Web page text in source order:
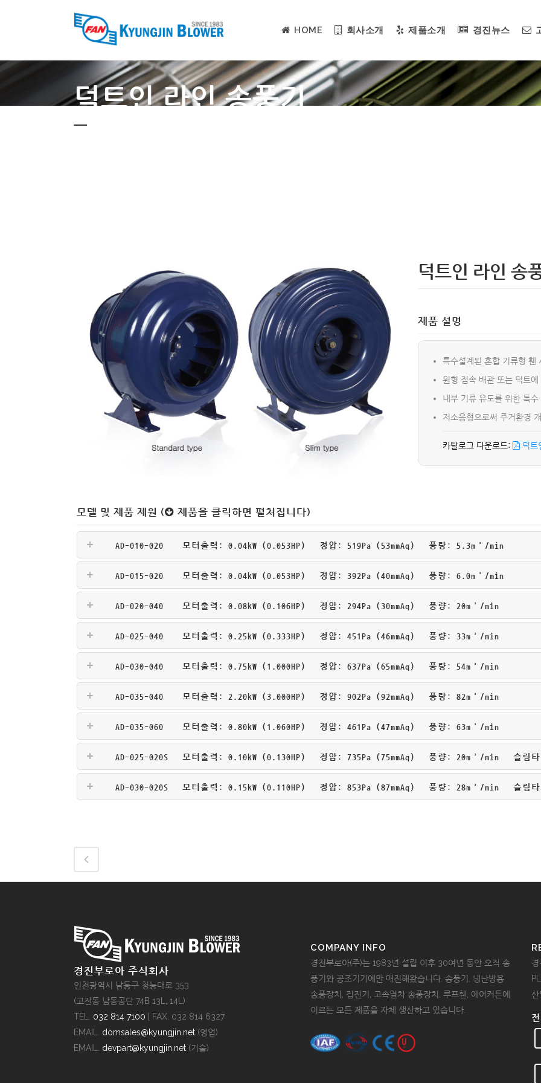
HOME 회사소개 제품소개 경진뉴스
덕트인 라인 송풍기
덕트인 라인 송
제품 설명
특수설계된 혼합 기류형 휀
원형 접속 배관 또는 덕트
내부 기류 유도를 위한 특
저소음형으로써 주거환경
덕트
모델 및 제품 제원 ( 제품을 클릭하면 펼쳐집니다)
AD-010-020 모터출력: 0.04kW (0.053HP) 정압: 519Pa (53mmAq) 풍량: 5.3m³/min
AD-015-020 모터출력: 0.04kW (0.053HP) 정압: 392Pa (40mmAq) 풍량: 6.0m³/min
AD-020-040 모터출력: 0.08kW (0.106HP) 정압: 294Pa (30mmAq) 풍량: 20m³/min
AD-025-040 모터출력: 0.25kW (0.333HP) 정압: 451Pa (46mmAq) 풍량: 33m³/min
AD-030-040 모터출력: 0.75kW (1.000HP) 정압: 637Pa (65mmAq) 풍량: 54m³/min
AD-035-040 모터출력: 2.20kW (3.000HP) 정압: 902Pa (92mmAq) 풍량: 82m³/min
AD-035-060 모터출력: 0.80kW (1.060HP) 정압: 461Pa (47mmAq) 풍량: 63m³/min
AD-025-020S 모터출력: 0.10kW (0.130HP) 정압: 735Pa (75mmAq) 풍량: 20m³/min 슬림타
AD-030-020S 모터출력: 0.15kW (0.110HP) 정압: 853Pa (87mmAq) 풍량: 28m³/min 슬림타
경진부로아 주식회사
인천광역시 남동구 청능대로 353
(고잔동 남동공단 74B 13L, 14L)
TEL. 032 814 7100 | FAX. 032 814 6327
EMAIL. domsales@kyungjin.net (영업)
EMAIL. devpart@kyungjin.net (기술)
COMPANY INFO
경진부로아(주)는 1983년 설립 이후 30여년 동안 오직 송
풍기와 공조기기에만 매진해왔습니다. 송풍기, 냉난방용
송풍장치, 집진기, 고속열차 송풍장치, 루프휀, 에어커튼에
이르는 모든 제품을 자체 생산하고 있습니다.